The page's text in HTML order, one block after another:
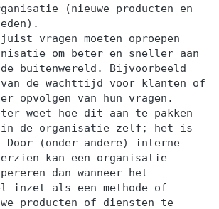
(nieuwe producten en
vragen moeten oproepen
om beter en sneller aan
buitenwereld. Bijvoorbeeld
de wachttijd voor klanten of
opvolgen van hun vragen.
weet hoe dit aan te pakken
in de organisatie zelf; het is
Door (onder andere) interne
kan een organisatie
dan wanneer het
inzet als een methode of
producten of diensten te